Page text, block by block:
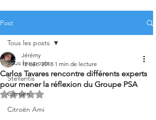
Post
Tous les posts
Stellantis
Citroën
Citroën Ami
Tous les posts
Carlos Tavares rencontre différents experts
pour mener la réflexion du Groupe PSA
Jérémy
12 déc. 2018 1 min de lecture
Noté NaN étoiles sur 5.